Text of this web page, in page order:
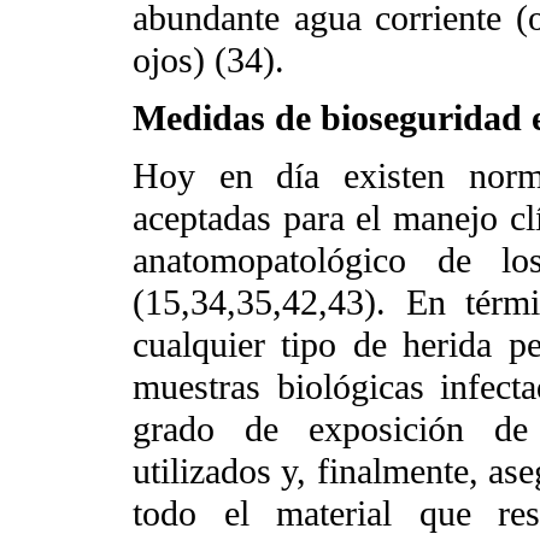
abundante agua corriente
ojos) (34).
Medidas de bioseguridad
Hoy en día existen
aceptadas para el manejo
anatomopatológico de
(15,34,35,42,43). En
cualquier tipo de herida
muestras biológicas
grado de exposición
utilizados y, finalmente,
todo el material que